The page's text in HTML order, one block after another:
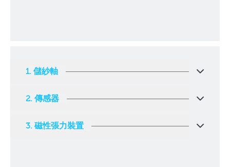
1. 儲紗軸
2. 傳感器
3. 磁性張力裝置